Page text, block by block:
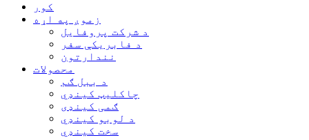
کور
زموږ په اړه
د شرکت پروفایل
د فابریکې سفر
نندارتون
محصولات
د ببل ګم
چاکلیټ کینډي
ګمی کینډی
د لوبو کینډي
سخت کینډي